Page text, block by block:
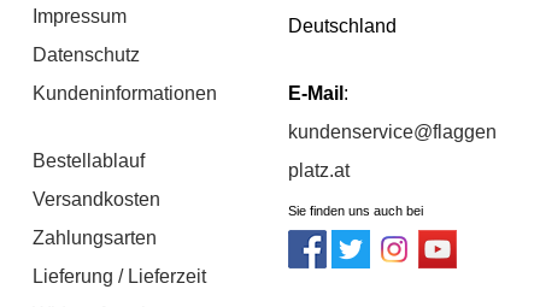
Impressum
Datenschutz
Kundeninformationen
Bestellablauf
Versandkosten
Zahlungsarten
Lieferung / Lieferzeit
Deutschland
E-Mail :
kundenservice@flaggen
platz.at
Sie finden uns auch bei